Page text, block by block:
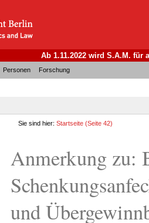
Ab 1.11.2022 wird S.A.M.
Personen Forschung
Sie sind hier:Startseite (Seite 42)
Anmerkung zu:
und